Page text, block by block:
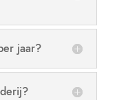
jaar?